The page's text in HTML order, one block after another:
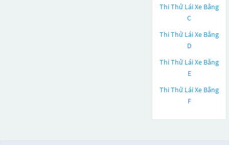
Thi Thử Lái Xe Bằng
C
Thi Thử Lái Xe Bằng
D
Thi Thử Lái Xe Bằng
E
Thi Thử Lái Xe Bằng
F